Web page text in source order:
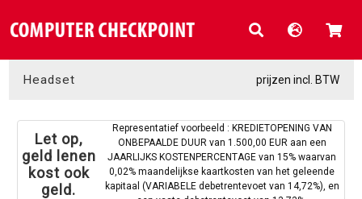
Headset prijzen incl. BTW
Let op,
geld lenen
kost ook
geld.
Representatief voorbeeld : KREDIETOPENING VAN
ONBEPAALDE DUUR van 1.500,00 EUR aan een
JAARLIJKS KOSTENPERCENTAGE van 15% waarvan
0,02% maandelijkse kaartkosten van het geleende
kapitaal (VARIABELE debetrentevoet van 14,72%), en